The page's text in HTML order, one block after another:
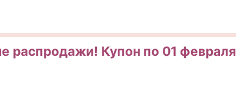
распродажи! Купон по 01 февраля